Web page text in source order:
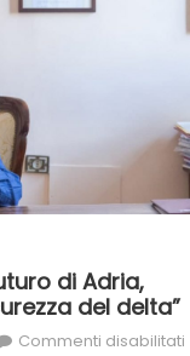
di Adria,
del delta”
Commenti disabilitati